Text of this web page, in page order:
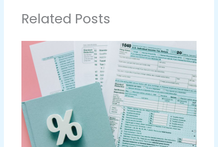
Related Posts